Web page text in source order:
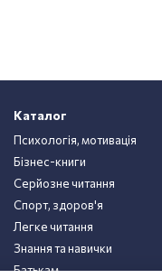
Каталог
Психологія, мотивація
Бізнес-книги
Серйозне читання
Спорт, здоров'я
Легке читання
Знання та навички
Батькам